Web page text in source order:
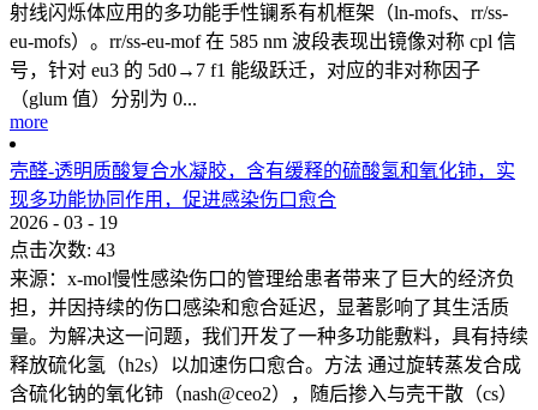
射线闪烁体应用的多功能手性镧系有机框架（ln-mofs、rr/ss-
eu-mofs）。rr/ss-eu-mof 在 585 nm 波段表现出镜像对称 cpl 信
号，针对 eu3 的 5d0→7 f1 能级跃迁，对应的非对称因子
（glum 值）分别为 0...
more
壳醛-透明质酸复合水凝胶，含有缓释的硫酸氢和氧化铈，实
现多功能协同作用，促进感染伤口愈合
2026 - 03 - 19
点击次数: 43
来源：x-mol慢性感染伤口的管理给患者带来了巨大的经济负
担，并因持续的伤口感染和愈合延迟，显著影响了其生活质
量。为解决这一问题，我们开发了一种多功能敷料，具有持续
释放硫化氢（h2s）以加速伤口愈合。方法 通过旋转蒸发合成
含硫化钠的氧化铈（nash@ceo2），随后掺入与壳干散（cs）